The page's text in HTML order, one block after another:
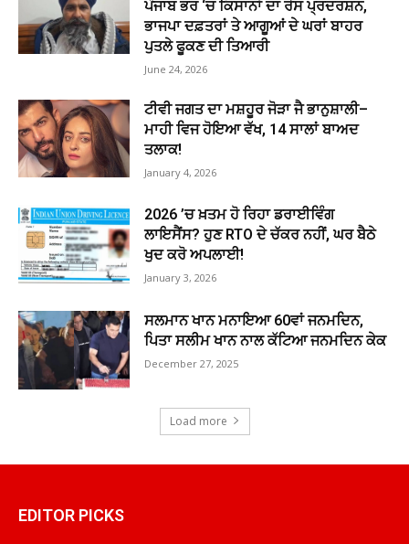
ਪੰਜਾਬ ਭਰ ‘ਚ ਕਿਸਾਨਾਂ ਦਾ ਰੋਸ ਪ੍ਰਦਰਸ਼ਨ,
ਭਾਜਪਾ ਦਫ਼ਤਰਾਂ ਤੇ ਆਗੂਆਂ ਦੇ ਘਰਾਂ ਬਾਹਰ
ਪੁਤਲੇ ਫੂਕਣ ਦੀ ਤਿਆਰੀ
June 24, 2026
ਟੀਵੀ ਜਗਤ ਦਾ ਮਸ਼ਹੂਰ ਜੋੜਾ ਜੈ ਭਾਨੁਸ਼ਾਲੀ–
ਮਾਹੀ ਵਿਜ ਹੋਇਆ ਵੱਖ, 14 ਸਾਲਾਂ ਬਾਅਦ
ਤਲਾਕ!
January 4, 2026
2026 ’ਚ ਖ਼ਤਮ ਹੋ ਰਿਹਾ ਡਰਾਈਵਿੰਗ
ਲਾਇਸੈਂਸ? ਹੁਣ RTO ਦੇ ਚੱਕਰ ਨਹੀਂ, ਘਰ ਬੈਠੇ
ਖੁਦ ਕਰੋ ਅਪਲਾਈ!
January 3, 2026
ਸਲਮਾਨ ਖਾਨ ਮਨਾਇਆ 60ਵਾਂ ਜਨਮਦਿਨ,
ਪਿਤਾ ਸਲੀਮ ਖਾਨ ਨਾਲ ਕੱਟਿਆ ਜਨਮਦਿਨ ਕੇਕ
December 27, 2025
Load more
EDITOR PICKS